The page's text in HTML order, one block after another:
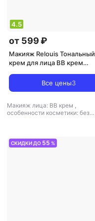
4.5
от 599 ₽
Макияж Relouis Тональный
крем для лица BB крем
Все цены3
Макияж лица: BB крем ,
особенности косметики: без
СКИДКИ ДО 55 %